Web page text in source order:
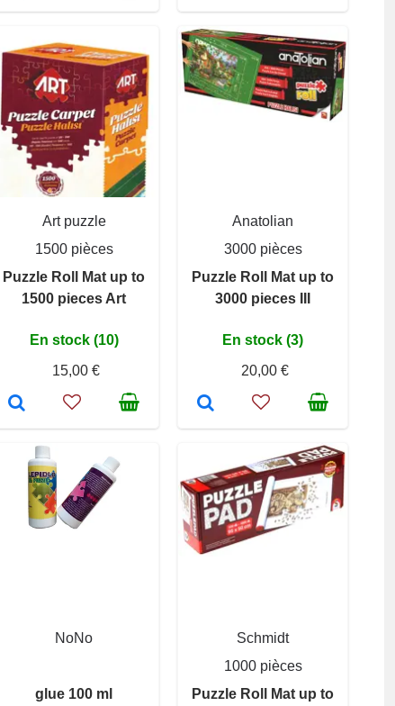
Art puzzle
1500 pièces
Puzzle Roll Mat up to
1500 pieces Art
En stock (10)
15,00 €
Anatolian
3000 pièces
Puzzle Roll Mat up to
3000 pieces III
En stock (3)
20,00 €
NoNo
glue 100 ml
Schmidt
1000 pièces
Puzzle Roll Mat up to